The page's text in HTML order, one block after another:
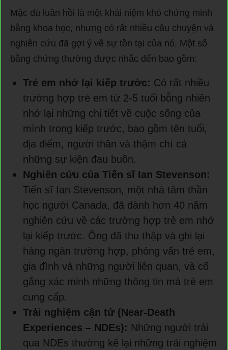
Mặc dù luân hồi là một khái niệm khó chứng minh
bằng khoa học, nhưng có rất nhiều câu chuyện và
nghiên cứu đã gợi ý về sự tồn tại của nó. Một số
bằng chứng thường được nhắc đến bao gồm:
Trẻ em nhớ lại kiếp trước: Có rất nhiều
trường hợp trẻ em từ 2-5 tuổi bỗng nhiên
nhớ lại những chi tiết về cuộc sống của
mình trong kiếp trước, bao gồm tên tuổi,
địa điểm, người thân và thậm chí cả
những sự kiện đau buồn.
Nghiên cứu của Tiến sĩ Ian Stevenson:
Tiến sĩ Ian Stevenson, một nhà tâm thần
học người Canada, đã dành hơn 40 năm
nghiên cứu về các trường hợp trẻ em nhớ
lại kiếp trước. Ông đã thu thập và ghi lại
hàng ngàn trường hợp, phỏng vấn trẻ em,
gia đình và những người liên quan, và cố
gắng xác minh những thông tin mà trẻ em
cung cấp.
Trải nghiệm cận tử (Near-Death
Experiences – NDEs): Những người trải
qua NDEs thường kể lại những trải nghiệm